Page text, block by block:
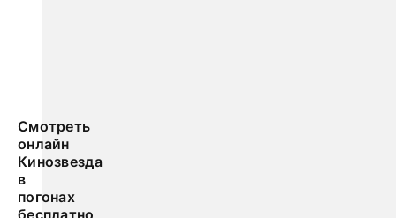
Смотреть
онлайн
Кинозвезда
в
погонах
бесплатно